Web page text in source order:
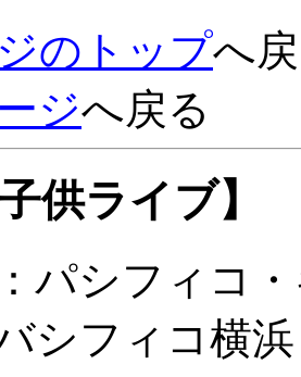
のトップへ
ジへ戻る
供ライブ】
パシフィコ
シフィコ横